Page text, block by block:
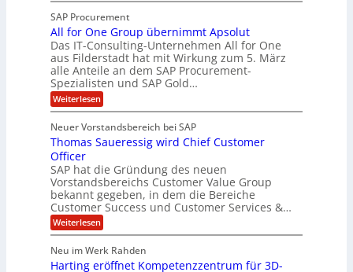
f
b
e
i
I
F
S
e
z
i
a
l
i
s
J
u
l
i
a
H
u
b
e
r
n
e
n
n
t
C
T
O
V
P
S
a
l
e
s
-
S
e
c
u
r
i
t
y
y
s
e
m
S
t
e
l
l
r
i
SAP Procurement
All for One Group übernimmt Apsolut
Das IT-Consulting-Unternehmen All for One
aus Filderstadt hat mit Wirkung zum 5. März
alle Anteile an dem SAP Procurement-
Spezialisten und SAP Gold…
Weiterlesen:
A
l
f
r
O
n
e
G
r
o
p
ü
Neuer Vorstandsbereich bei SAP
Thomas Saueressig wird Chief Customer
Officer
SAP hat die Gründung des neuen
Vorstandsbereichs Customer Value Group
bekannt gegeben, in dem die Bereiche
Customer Success und Customer Services &…
Weiterlesen:
T
o
m
Neu im Werk Rahden
Harting eröffnet Kompetenzzentrum für 3D-